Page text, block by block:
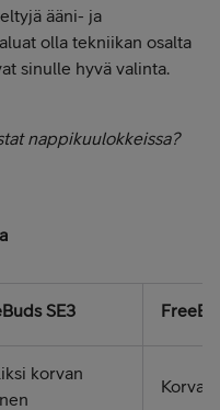
ääni- ja
olla tekniikan osalta
sinulle hyvä valinta.
nappikuulokkeissa?
SE3
korvan
Korvan